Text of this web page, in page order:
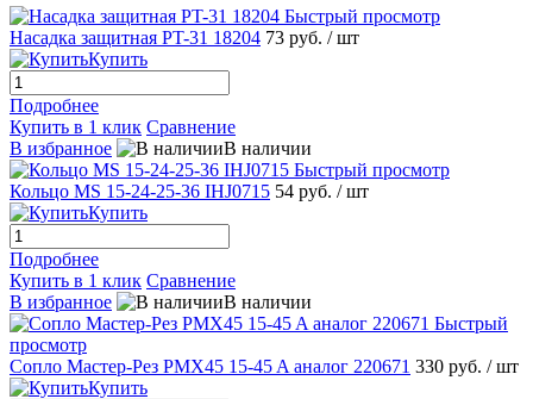
Быстрый просмотр
Насадка защитная PT-31 18204 73 руб. / шт
Купить
Подробнее
Купить в 1 клик Сравнение
В избранное
В наличии
Быстрый просмотр
Кольцо MS 15-24-25-36 IHJ0715 54 руб. / шт
Купить
Подробнее
Купить в 1 клик Сравнение
В избранное
В наличии
Быстрый
просмотр
Сопло Мастер-Рез PMX45 15-45 A аналог 220671 330 руб. / шт
Купить